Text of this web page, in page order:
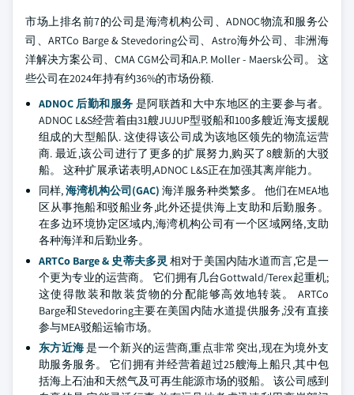
市场上排名前7的公司是海湾机构公司、ADNOC物流和服务公
司、ARTCo Barge & Stevedoring公司、Astro海外公司、非洲海
洋解决方案公司、CMA CGM公司和A.P. Moller - Maersk公司。 这
些公司在2024年持有约36%的市场份额.
ADNOC 后勤和服务 是阿联酋和大中东地区的主要参与者。
ADNOC L&S经营着由31艘JUJUP型驳船和100多艘近海支援舰
组成的大型船队. 这使得该公司成为该地区领先的物流运营
商. 最近,该公司进行了更多的扩展努力,购买了8艘新的大驳
船。 这种扩展承诺表明,ADNOC L&S正在加强其离岸能力。
同样,海湾机构公司(GAC) 海洋服务种类繁多。 他们在MEA地
区从事拖船和驳船业务,此外还提供海上支助和后勤服务。
在多边环境协定区域内,海湾机构公司有一个区域网络,支助
各种海洋和后勤业务。
ARTCo Barge & 史蒂夫多灵 相对于美国内陆水道而言,它是一
个更为专业的运营商。 它们拥有几台Gottwald/Terex起重机;
这使得散装和散装货物的分配能够高效地转装。 ARTCo
Barge和Stevedoring主要在美国内陆水道提供服务,没有直接
参与MEA驳船运输市场。
东方近海是一个新兴的运营商,重点非常突出,现在为境外支
助服务服务。 它们拥有并经营着超过25艘海上船只,其中包
括海上石油和天然气及可再生能源市场的驳船。 该公司感到